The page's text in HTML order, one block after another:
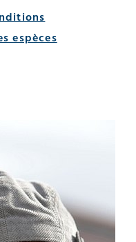
espèces